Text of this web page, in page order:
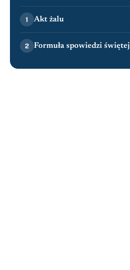
1 Akt żalu
2 Formuła spowiedzi świętej